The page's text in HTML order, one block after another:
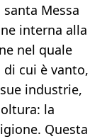
santa Messa
interna alla
nel quale
di cui è vanto,
industrie,
la
Questa